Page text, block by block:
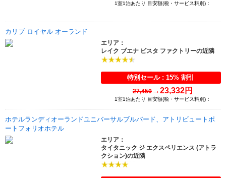
1室1泊あたり 目安額(税・サービス料別)：
カリブ ロイヤル オーランド
エリア：
レイク ブエナ ビスタ ファクトリーの近隣
特別セール : 15% 割引
27,450→23,332円
1室1泊あたり 目安額(税・サービス料別)：
ホテルランディオーランドユニバーサルブルバード、アトリビュートポ
ートフォリオホテル
エリア：
タイタニック ジ エクスペリエンス (アトラ
クション)の近隣